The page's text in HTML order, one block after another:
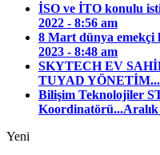
İSO ve İTO konulu
2022 - 8:56 am
8 Mart dünya emekçi
2023 - 8:48 am
SKYTECH EV
TUYAD YÖNETİM...
Bilişim Teknolojiler
Koordinatörü...
Yeni